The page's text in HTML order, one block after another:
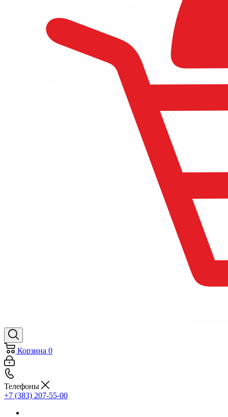
Корзина 0
Телефоны
+7 (383) 207-55-00